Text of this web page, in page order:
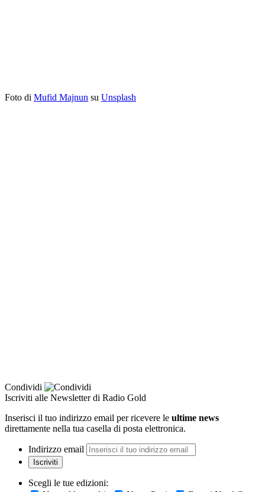
Foto di Mufid Majnun su Unsplash
Condividi
Iscriviti alle Newsletter di Radio Gold
Inserisci il tuo indirizzo email per ricevere le ultime news
direttamente nella tua casella di posta elettronica.
Indirizzo email
Iscriviti
Scegli le tue edizioni: